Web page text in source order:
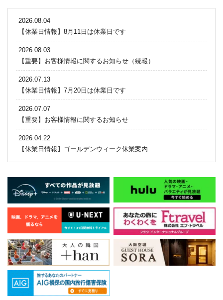
2026.08.04
【休業日情報】8月11日は休業日です
2026.08.03
【重要】お客様情報に関するお知らせ（続報）
2026.07.13
【休業日情報】7月20日は休業日です
2026.07.07
【重要】お客様情報に関するお知らせ
2026.04.22
【休業日情報】ゴールデンウィーク休業案内